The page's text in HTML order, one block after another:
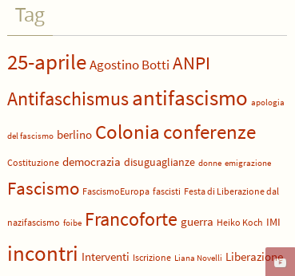
Tag
25-aprileAgostino Botti ANPI
Antifaschismusantifascismo apologia
del fascismo berlino Colonia conferenze
Costituzione democrazia disuguaglianze donne emigrazione
Fascismo FascismoEuropa fascisti Festa di Liberazione dal
nazifascismo foibe Francoforte guerra Heiko Koch IMI
incontri Interventi Iscrizione Liana Novelli Liberazione